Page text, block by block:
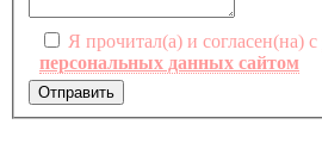
Я прочитал(а) и согласен(на) с
персональных данных сайтом
Отправить